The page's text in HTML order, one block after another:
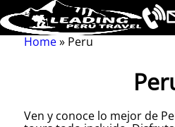
Home Peru
Ven y conoce lo mejor de